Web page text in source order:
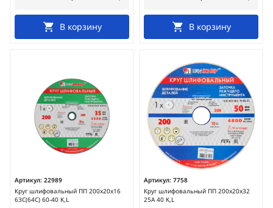
В корзину В корзину
Артикул: 22989
Круг шлифовальный ПП 200х20х16
63С(64С) 60-40 K,L
Артикул: 7758
Круг шлифовальный ПП 200х20х32
25А 40 K,L